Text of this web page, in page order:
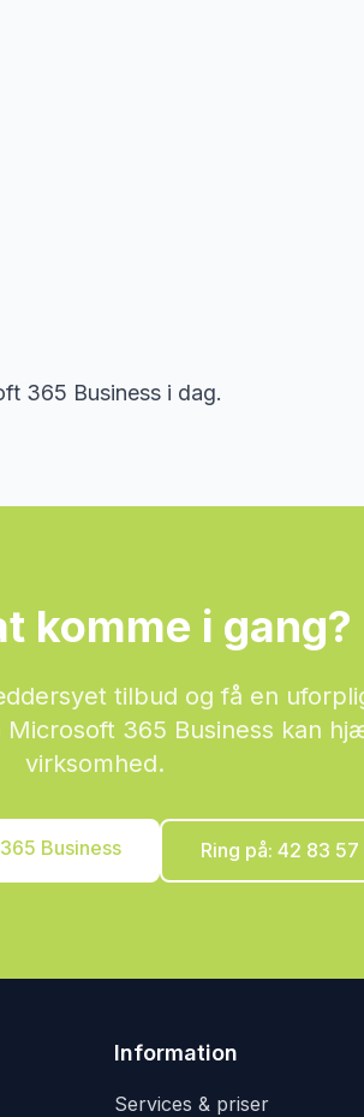
365 Business i dag.
komme i gang?
tilbud og få en
365 Business kan
virksomhed.
Business Ring på: 42 83 57
Information
Services & priser